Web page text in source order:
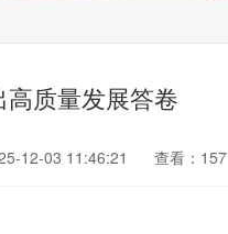
质量发展答卷
12-03 11:46:21 查看：157